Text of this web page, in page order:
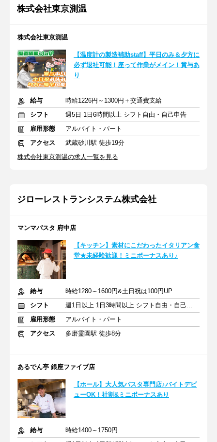
株式会社東京測温
株式会社東京測温
【温度計の製造補助staff】平日のみ＆夕方に
必ず退社可能！座って作業がメイン！賞与あ
り
給与
時給1226円～1300円＋交通費支給
シフト
週5日 1日6時間以上 シフト自由・自己申告
雇用形態
アルバイト・パート
アクセス
武蔵砂川駅 徒歩19分
株式会社東京測温の求人一覧を見る
ジローレストランシステム株式会社
マンマパスタ 府中店
【キッチン】素材にこだわったイタリアン食
堂★未経験歓迎！ミニボーナスあり♪
給与
時給1280～1600円&土日祝は100円UP
シフト
週1日以上 1日3時間以上 シフト自由・自己申告
雇用形態
アルバイト・パート
アクセス
多磨霊園駅 徒歩8分
あるでん亭 銀座ファイブ店
【ホール】大人気パスタ専門店♪バイトデビ
ューOK！社割&ミニボーナスあり
給与
時給1400～1750円